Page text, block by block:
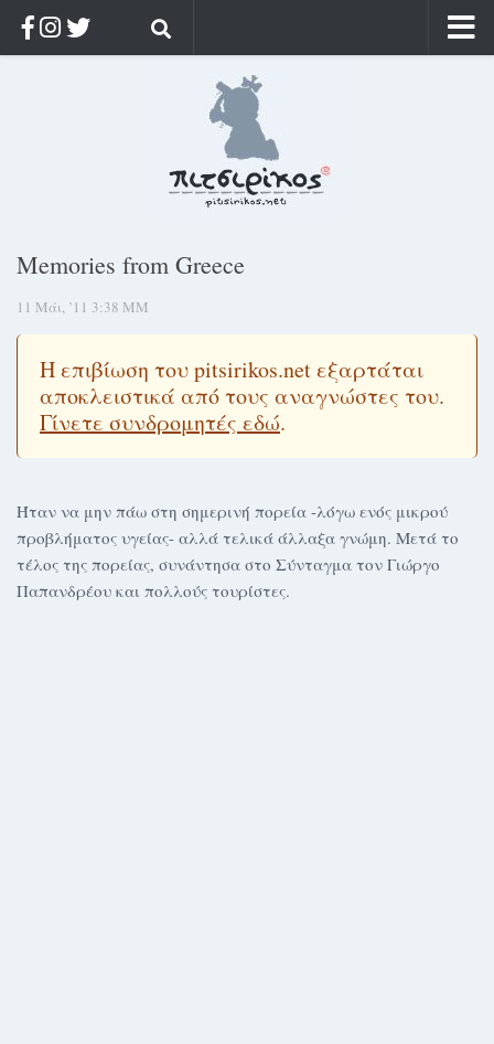
Στοχασμοί & αποφθέγματα
Διαφήμιση
Μόνο για συνδρομητές
Log in
Memories from Greece
11 Μάι, ’11 3:38 ΜΜ
Η επιβίωση του pitsirikos.net εξαρτάται
αποκλειστικά από τους αναγνώστες του.
Γίνετε συνδρομητές εδώ.
Ήταν να μην πάω στη σημερινή πορεία -λόγω ενός μικρού
προβλήματος υγείας- αλλά τελικά άλλαξα γνώμη. Μετά το
τέλος της πορείας, συνάντησα στο Σύνταγμα τον Γιώργο
Παπανδρέου και πολλούς τουρίστες.